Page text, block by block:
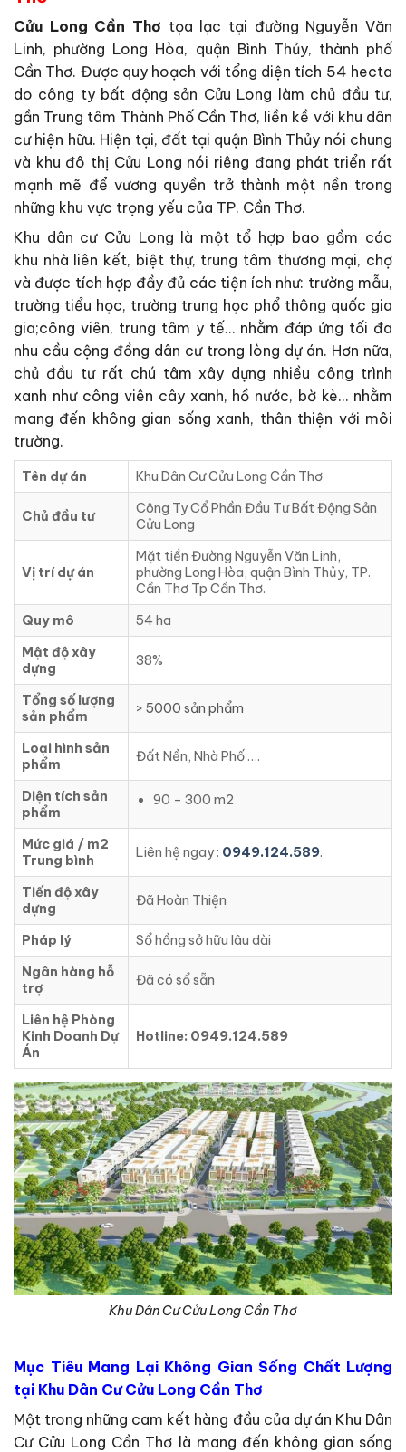
Cửu Long Cần Thơ tọa lạc tại đường Nguyễn Văn
Linh, phường Long Hòa, quận Bình Thủy, thành phố
Cần Thơ. Được quy hoạch với tổng diện tích 54 hecta
do công ty bất động sản Cửu Long làm chủ đầu tư,
gần Trung tâm Thành Phố Cần Thơ, liền kề với khu dân
cư hiện hữu. Hiện tại, đất ​​tại quận Bình Thủy nói chung
và khu đô thị Cửu Long nói riêng đang phát triển rất
mạnh mẽ để vương quyền trở thành một nền trong
những khu vực trọng yếu của TP. Cần Thơ.
Khu dân cư Cửu Long là một tổ hợp bao gồm các
khu nhà liên kết, biệt thự, trung tâm thương mại, chợ
và được tích hợp đầy đủ các tiện ích như: trường mẫu,
trường tiểu học, trường trung học phổ thông quốc gia
gia;công viên, trung tâm y tế… nhằm đáp ứng tối đa
nhu cầu cộng đồng dân cư trong lòng dự án. Hơn nữa,
chủ đầu tư rất chú tâm xây dựng nhiều công trình
xanh như công viên cây xanh, hồ nước, bờ kè… nhằm
mang đến không gian sống xanh, thân thiện với môi
trường.
Tên dự án Khu Dân Cư Cửu Long Cần Thơ
Chủ đầu tư
Công Ty Cổ Phần Đầu Tư Bất Động Sản
Cửu Long
Vị trí dự án
Mặt tiền Đường Nguyễn Văn Linh,
phường Long Hòa, quận Bình Thủy, TP.
Cần Thơ Tp Cần Thơ.
Quy mô
54 ha
Mật độ xây
dựng
38%
Tổng số lượng
sản phẩm
> 5000 sản phẩm
Loại hình sản
phẩm
Đất Nền, Nhà Phố ….
Diện tích sản
phẩm
90 – 300 m2
Mức giá / m2
Trung bình
Liên hệ ngay : 0949.124.589.
Tiến độ xây
dựng
Đã Hoàn Thiện
Pháp lý
Sổ hồng sở hữu lâu dài
Ngân hàng hỗ
trợ
Đã có sổ sẵn
Liên hệ Phòng
Kinh Doanh Dự
Án
Hotline: 0949.124.589
Khu Dân Cư Cửu Long Cần Thơ
Mục Tiêu Mang Lại Không Gian Sống Chất Lượng
tại Khu Dân Cư Cửu Long Cần Thơ
Một trong những cam kết hàng đầu của dự án Khu Dân
Cư Cửu Long Cần Thơ là mang đến không gian sống